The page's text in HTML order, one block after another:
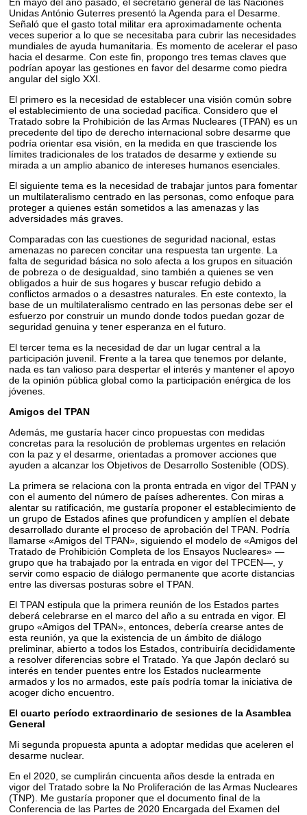
Unidas António Guterres presentó la Agenda para el Desarme.
Señaló que el gasto total militar era aproximadamente ochenta
veces superior a lo que se necesitaba para cubrir las necesidades
mundiales de ayuda humanitaria. Es momento de acelerar el paso
hacia el desarme. Con este fin, propongo tres temas claves que
podrían apoyar las gestiones en favor del desarme como piedra
angular del siglo XXI.
El primero es la necesidad de establecer una visión común sobre
el establecimiento de una sociedad pacífica. Considero que el
Tratado sobre la Prohibición de las Armas Nucleares (TPAN) es un
precedente del tipo de derecho internacional sobre desarme que
podría orientar esa visión, en la medida en que trasciende los
límites tradicionales de los tratados de desarme y extiende su
mirada a un amplio abanico de intereses humanos esenciales.
El siguiente tema es la necesidad de trabajar juntos para fomentar
un multilateralismo centrado en las personas, como enfoque para
proteger a quienes están sometidos a las amenazas y las
adversidades más graves.
Comparadas con las cuestiones de seguridad nacional, estas
amenazas no parecen concitar una respuesta tan urgente. La
falta de seguridad básica no solo afecta a los grupos en situación
de pobreza o de desigualdad, sino también a quienes se ven
obligados a huir de sus hogares y buscar refugio debido a
conflictos armados o a desastres naturales. En este contexto, la
base de un multilateralismo centrado en las personas debe ser el
esfuerzo por construir un mundo donde todos puedan gozar de
seguridad genuina y tener esperanza en el futuro.
El tercer tema es la necesidad de dar un lugar central a la
participación juvenil. Frente a la tarea que tenemos por delante,
nada es tan valioso para despertar el interés y mantener el apoyo
de la opinión pública global como la participación enérgica de los
jóvenes.
Amigos del TPAN
Además, me gustaría hacer cinco propuestas con medidas
concretas para la resolución de problemas urgentes en relación
con la paz y el desarme, orientadas a promover acciones que
ayuden a alcanzar los Objetivos de Desarrollo Sostenible (ODS).
La primera se relaciona con la pronta entrada en vigor del TPAN y
con el aumento del número de países adherentes. Con miras a
alentar su ratificación, me gustaría proponer el establecimiento de
un grupo de Estados afines que profundicen y amplíen el debate
desarrollado durante el proceso de aprobación del TPAN. Podría
llamarse «Amigos del TPAN», siguiendo el modelo de «Amigos del
Tratado de Prohibición Completa de los Ensayos Nucleares» —
grupo que ha trabajado por la entrada en vigor del TPCEN—, y
servir como espacio de diálogo permanente que acorte distancias
entre las diversas posturas sobre el TPAN.
El TPAN estipula que la primera reunión de los Estados partes
deberá celebrarse en el marco del año a su entrada en vigor. El
grupo «Amigos del TPAN», entonces, debería crearse antes de
esta reunión, ya que la existencia de un ámbito de diálogo
preliminar, abierto a todos los Estados, contribuiría decididamente
a resolver diferencias sobre el Tratado. Ya que Japón declaró su
interés en tender puentes entre los Estados nuclearmente
armados y los no armados, este país podría tomar la iniciativa de
acoger dicho encuentro.
El cuarto período extraordinario de sesiones de la Asamblea
General
Mi segunda propuesta apunta a adoptar medidas que aceleren el
desarme nuclear.
En el 2020, se cumplirán cincuenta años desde la entrada en
vigor del Tratado sobre la No Proliferación de las Armas Nucleares
(TNP). Me gustaría proponer que el documento final de la
Conferencia de las Partes de 2020 Encargada del Examen del